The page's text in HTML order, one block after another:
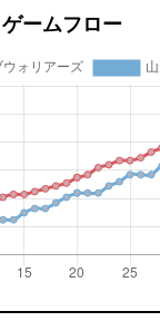
ゲームフロー